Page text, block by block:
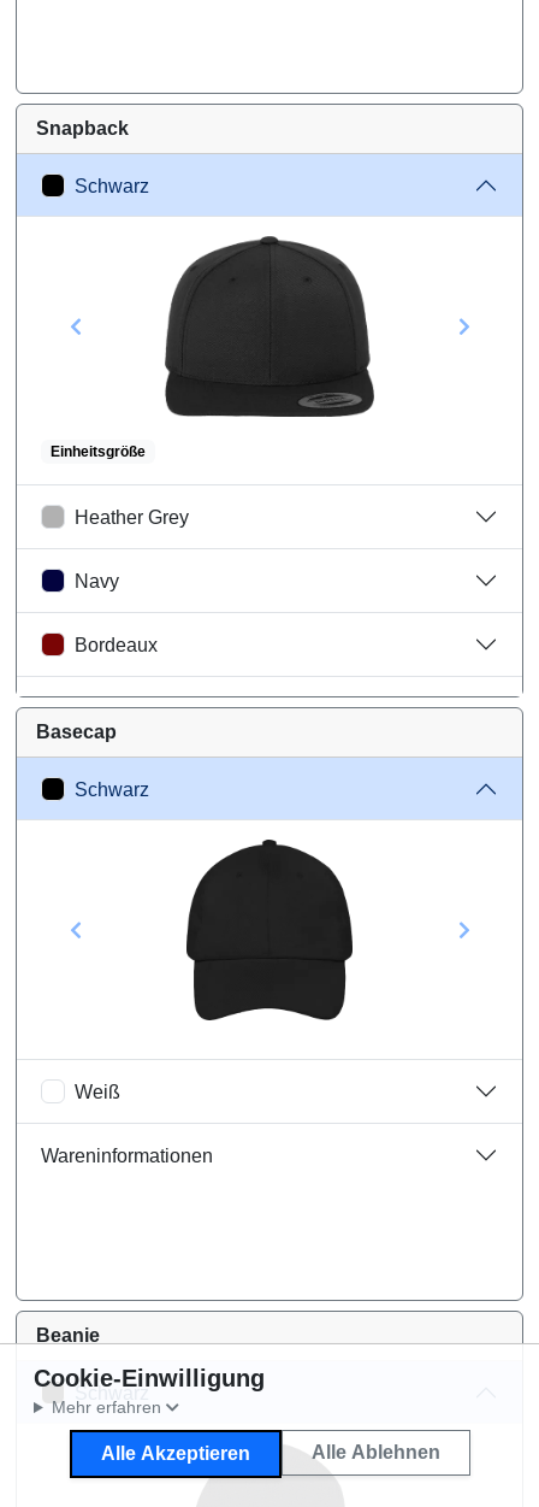
Snapback
Schwarz
Einheitsgröße
Heather Grey
Navy
Bordeaux
Grün
Wareninformationen
Basecap
Schwarz
Weiß
Wareninformationen
Beanie
Schwarz
Cookie-Einwilligung
Mehr erfahren
Alle Akzeptieren Alle Ablehnen